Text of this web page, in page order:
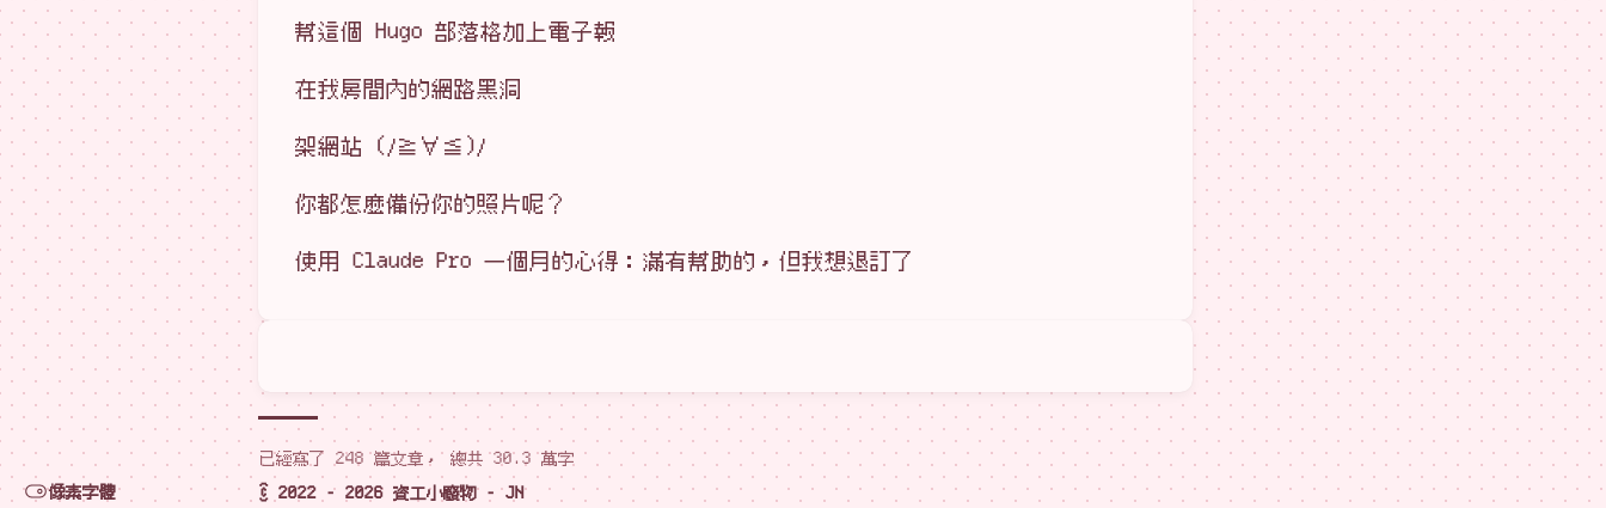
像素字體
幫這個 Hugo 部落格加上電子報
在我房間內的網路黑洞
架網站 (ﾉ≧∀≦)ﾉ
你都怎麼備份你的照片呢？
使用 Claude Pro 一個月的心得：滿有幫助的，但我想退訂了
已經寫了 248 篇文章， 總共 30.3 萬字
© 2022 - 2026 資工小廢物 - JN